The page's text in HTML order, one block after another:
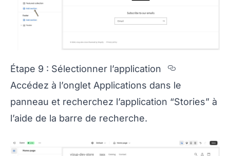
Étape 9 : Sélectionner l’application
Section
Accédez à l’onglet Applications dans le
panneau et recherchez l’application “Stories” à
l’aide de la barre de recherche.